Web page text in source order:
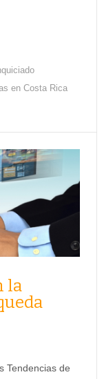
en Costa Rica
la
Tendencias de